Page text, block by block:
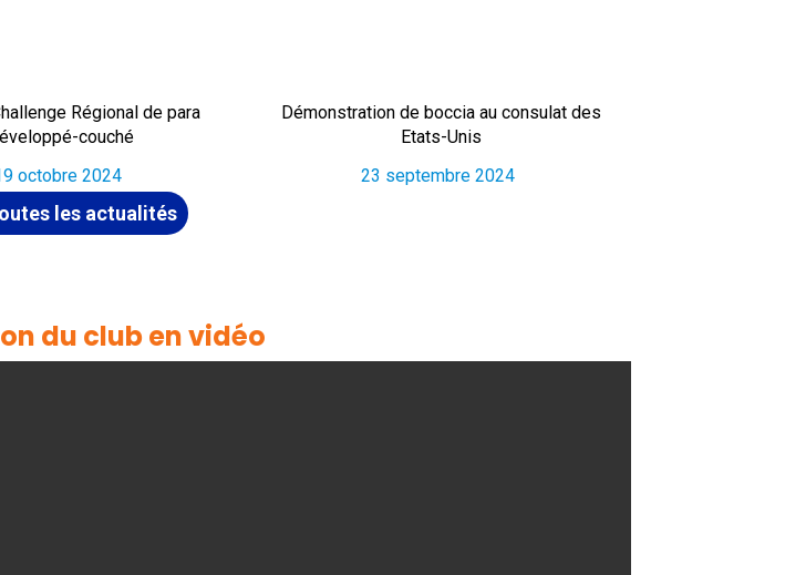
Régional de para
couché
octobre 2024
Démonstration de boccia au consulat des
Etats-Unis
23 septembre 2024
les actualités
du club en vidéo